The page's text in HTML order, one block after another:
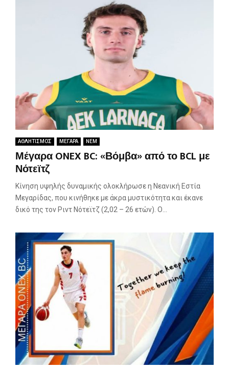
ΑΘΛΗΤΙΣΜΟΣ ΜΕΓΑΡΑ ΝΕΜ
Μέγαρα ONEX BC: «Βόμβα» από το BCL με
Νότεϊτζ
Κίνηση υψηλής δυναμικής ολοκλήρωσε η Νεανική Εστία
Μεγαρίδας, που κινήθηκε με άκρα μυστικότητα και έκανε
δικό της τον Ριντ Νότεϊτζ (2,02 – 26 ετών). Ο...